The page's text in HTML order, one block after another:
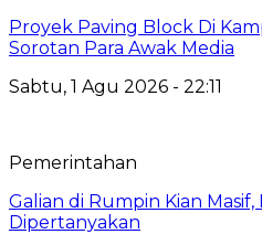
Proyek Paving Block Di
Sorotan Para Awak Media
Sabtu, 1 Agu 2026 - 22:11
Pemerintahan
Galian di Rumpin Kian Masif,
Dipertanyakan